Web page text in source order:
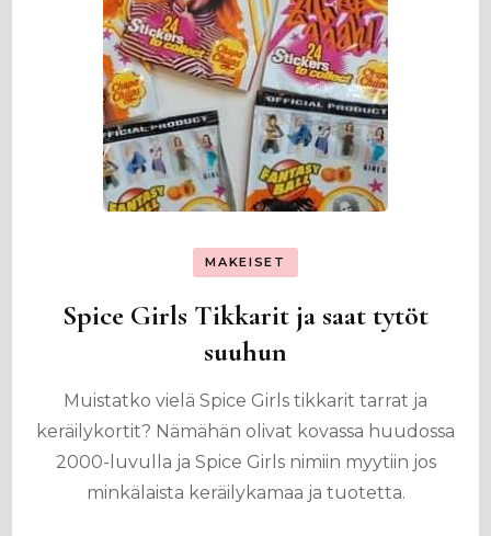
MAKEISET
Spice Girls Tikkarit ja saat tytöt
suuhun
Muistatko vielä Spice Girls tikkarit tarrat ja
keräilykortit? Nämähän olivat kovassa huudossa
2000-luvulla ja Spice Girls nimiin myytiin jos
minkälaista keräilykamaa ja tuotetta.